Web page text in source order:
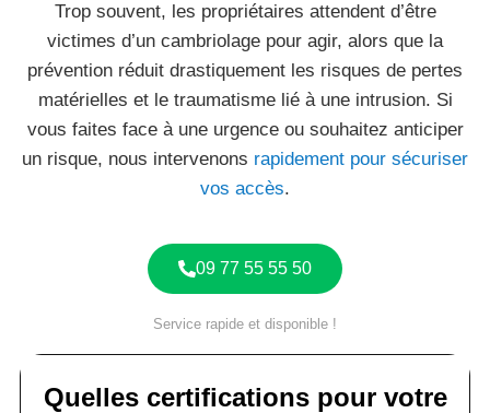
Trop souvent, les propriétaires attendent d’être
victimes d’un cambriolage pour agir, alors que la
prévention réduit drastiquement les risques de pertes
matérielles et le traumatisme lié à une intrusion. Si
vous faites face à une urgence ou souhaitez anticiper
un risque, nous intervenons rapidement pour sécuriser
vos accès.
09 77 55 55 50
Service rapide et disponible !
Quelles certifications pour votre